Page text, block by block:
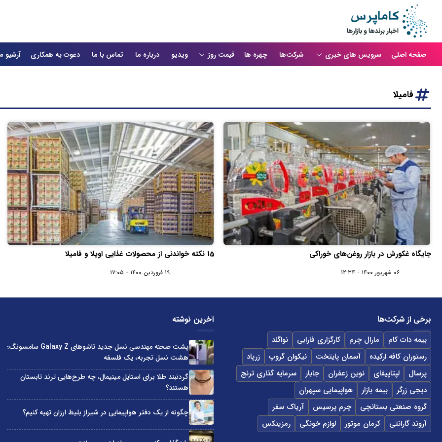
صفحه اصلی سرویس های خبری شرکت‌ها چهره ها قیمت روز ویدیو درباره ما تماس با ما دعوت به همکاری آرشیو
فامیلا
جایگاه غکورش در بازار روغن‌های خوراکی
۰۶ شهریور ۱۴۰۰ - ۱۲:۳۴
15 نکته خواندنی از محصولات غذایی اویلا و فامیلا
۱۹ فروردین ۱۴۰۰ - ۱۷:۰۵
برخی از شرکت‌ها
بیمه دات کام مارال چرم کارگزاری فارابی
نواگلد
رستوران کافه ارکیده
آسمان پایتخت نیکوان گروپ
زرپاد
پرسال
لپتاپیفای نوین زعفران جابار
سرمایه گذاری ترنج
دیجی زرگر
بیمه بازار
هواپیمایی سپهران
گروه صنعتی بستانچی
چرم پرسیس
آریاک سفر
آروند گارانتی
کرمان موتور لوازم خونگی رمزینکس
آخرین نوشته
پشت صحنه مهندسی نسل جدید تاشوهای Galaxy Z سامسونگ؛
هشت نسل تجربه، یک فلسفه
گردنبند طلا برای استایل مینیمال، چه طرح‌هایی ترند تابستان
هستند؟
چگونه از یک دفتر هواپیمایی در شیراز بلیط ارزان تهیه کنیم؟